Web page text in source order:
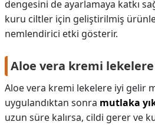
dengesini de ayarlamaya katkı
kuru ciltler için geliştirilmiş
nemlendirici etki gösterir.
Aloe vera kremi
Aloe vera kremi lekelere iyi gelir
uygulandıktan sonra mutlaka
uzun süre kalırsa, cildi gerer ve